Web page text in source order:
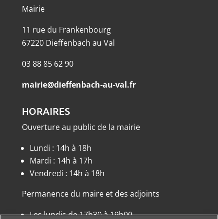
Mairie
11 rue du Frankenbourg
67220 Dieffenbach au Val
03 88 85 62 90
mairie@dieffenbach-au-val.fr
HORAIRES
Ouverture au public de la mairie
Lundi : 14h à 18h
Mardi : 14h à 17h
Vendredi : 14h à 18h
Permanence du maire et des adjoints
Les lundis de 17h30 à 19h00